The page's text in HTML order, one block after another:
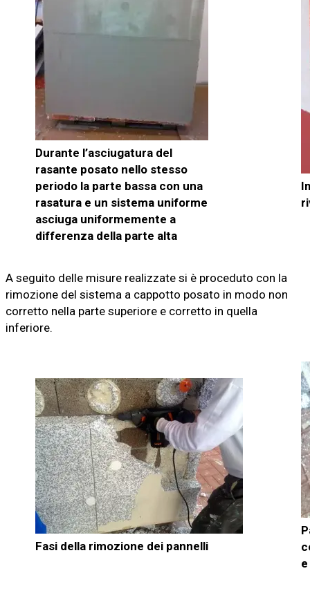
Durante l’asciugatura del
rasante posato nello stesso
periodo la parte bassa con una
rasatura e un sistema uniforme
asciuga uniformemente a
differenza della parte alta
A seguito delle misure realizzate si è proceduto con la
rimozione del sistema a cappotto posato in modo non
corretto nella parte superiore e corretto in quella
inferiore.
Fasi della rimozione dei pannelli